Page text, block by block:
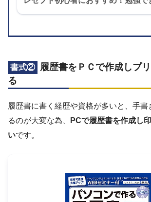
書式② 履歴書をＰＣで作成しプ
る
履歴書に書く経歴や資格が多いと、手書
るのが大変な為、
PCで履歴書を作成し
いです。